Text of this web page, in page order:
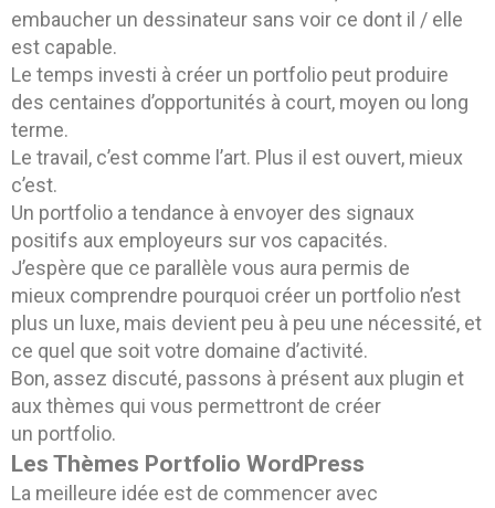
embaucher un dessinateur sans voir ce dont il / elle
est capable.
Le temps investi à créer un portfolio peut produire
des centaines d’opportunités à court, moyen ou long
terme.
Le travail, c’est comme l’art. Plus il est ouvert, mieux
c’est.
Un portfolio a tendance à envoyer des signaux
positifs aux employeurs sur vos capacités.
J’espère que ce parallèle vous aura permis de
mieux comprendre pourquoi créer un portfolio n’est
plus un luxe, mais devient peu à peu une nécessité, et
ce quel que soit votre domaine d’activité.
Bon, assez discuté, passons à présent aux plugin et
aux thèmes qui vous permettront de créer
un portfolio.
Les Thèmes Portfolio WordPress
La meilleure idée est de commencer avec